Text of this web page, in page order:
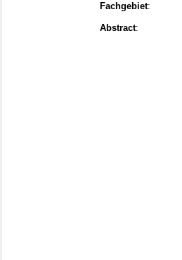
Fachgebiet:
Abstract: